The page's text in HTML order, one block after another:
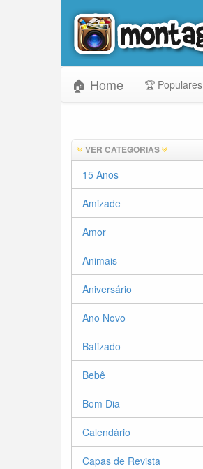
🏠 Home 🏆 Populares
VER CATEGORIAS
15 Anos
Amizade
Amor
Animais
Aniversário
Ano Novo
Batizado
Bebê
Bom Dia
Calendário
Capas de Revista